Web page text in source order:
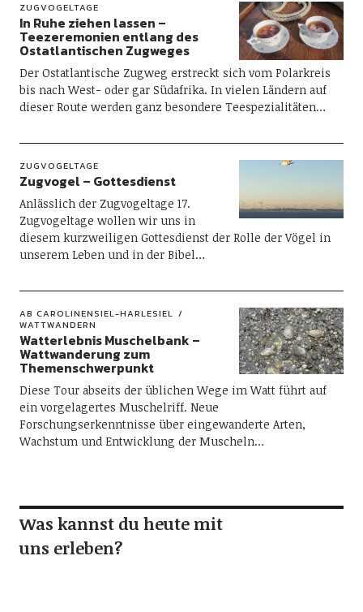
ZUGVOGELTAGE
In Ruhe ziehen lassen –
Teezeremonien entlang des
Ostatlantischen Zugweges
Der Ostatlantische Zugweg erstreckt sich vom Polarkreis
bis nach West- oder gar Südafrika. In vielen Ländern auf
dieser Route werden ganz besondere Teespezialitäten…
ZUGVOGELTAGE
Zugvogel – Gottesdienst
Anlässlich der Zugvogeltage 17.
Zugvogeltage wollen wir uns in
diesem kurzweiligen Gottesdienst der Rolle der Vögel in
unserem Leben und in der Bibel…
AB CAROLINENSIEL-HARLESIEL
WATTWANDERN
Watterlebnis Muschelbank –
Wattwanderung zum
Themenschwerpunkt
Diese Tour abseits der üblichen Wege im Watt führt auf
ein vorgelagertes Muschelriff. Neue
Forschungserkenntnisse über eingewanderte Arten,
Wachstum und Entwicklung der Muscheln…
Was kannst du heute mit
uns erleben?